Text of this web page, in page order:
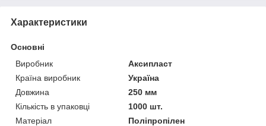
Характеристики
Основні
Виробник
Аксипласт
Країна виробник
Україна
Довжина
250 мм
Кількість в упаковці
1000 шт.
Матеріал
Поліпропілен